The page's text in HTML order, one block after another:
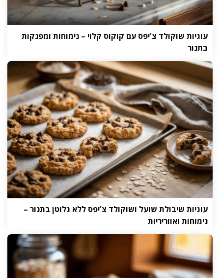
עוגיות שוקולד צ'יפס עם קוקוס קלוי – נימוחות ומפנקות
בתנור
עוגיות שיבולת שועל ושוקולד צ'יפס ללא גלוטן בתנור –
נימוחות ואווריריות